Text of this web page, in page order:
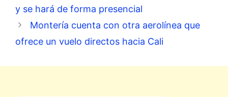
y se hará de forma presencial
Montería cuenta con otra aerolínea que
ofrece un vuelo directos hacia Cali